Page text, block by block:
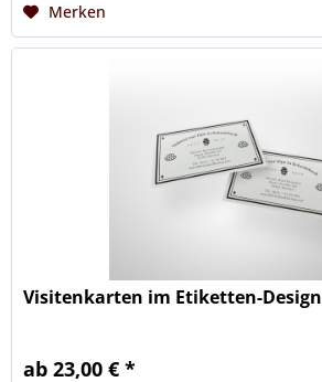
Merken
Visitenkarten im Etiketten-Design
ab 23,00 € *